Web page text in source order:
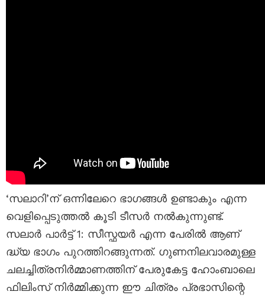
‘സലാറി’ന് ഒന്നിലേറെ ഭാഗങ്ങൾ ഉണ്ടാകും എന്ന
വെളിപ്പെടുത്തൽ കൂടി ടീസർ നൽകുന്നുണ്ട്.
സലാർ പാർട്ട് 1: സീസ്ഫയർ എന്ന പേരിൽ ആണ്
ദ്ധ്യ ഭാഗം പുറത്തിറങ്ങുന്നത്. ഗുണനിലവാരമുള്ള
ചലച്ചിത്രനിർമ്മാണത്തിന് പേരുകേട്ട ഹോംബാലെ
ഫിലിംസ് നിർമ്മിക്കുന്ന ഈ ചിത്രം പ്രഭാസിന്റെ